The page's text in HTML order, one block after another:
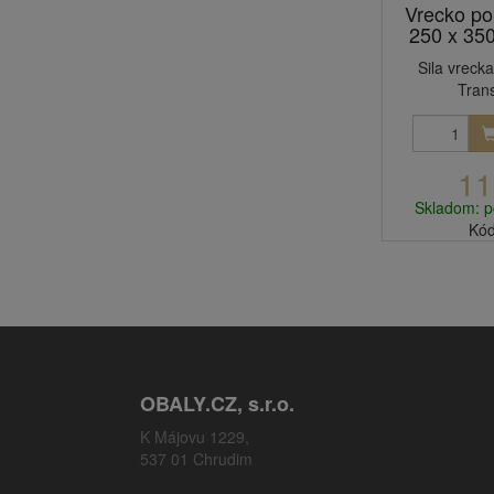
Vrecko
250 x
Sila
Skladom:
OBALY.CZ, s.r.o.
K Májovu 1229,
537 01 Chrudim